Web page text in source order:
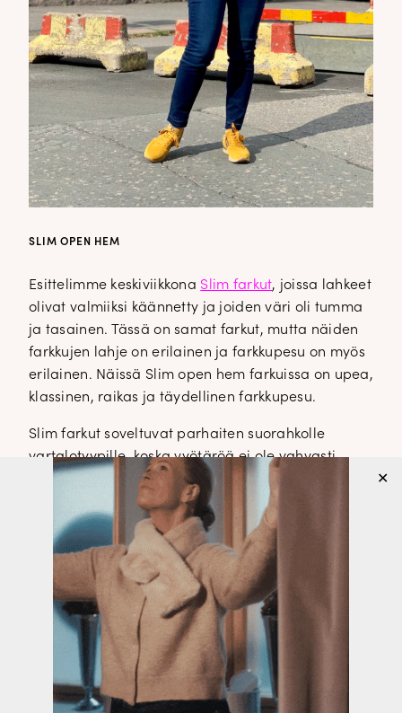
SLIM OPEN HEM
Esittelimme keskiviikkona Slim farkut, joissa lahkeet
olivat valmiiksi käännetty ja joiden väri oli tumma
ja tasainen. Tässä on samat farkut, mutta näiden
farkkujen lahje on erilainen ja farkkupesu on myös
erilainen. Näissä Slim open hem farkuissa on upea,
klassinen, raikas ja täydellinen farkkupesu.
Slim farkut soveltuvat parhaiten suorahkolle
vartalotyypille, koska vyötäröä ei ole vahvasti
kaarrettu. Lahkeet ovat kapeat, farkkujen pituus on
28″ ja nilkan sekä lahkeen välissä on muutama
sentti. Farkkujen ”juju” löytyy kääntämättömästä
lahkeensuusta.
Slim open hem € 89,95 koot 34-44
Suosittelen ottamaan farkuista yhden koon
pienemmän kuin normaalisti käyttää.
✕